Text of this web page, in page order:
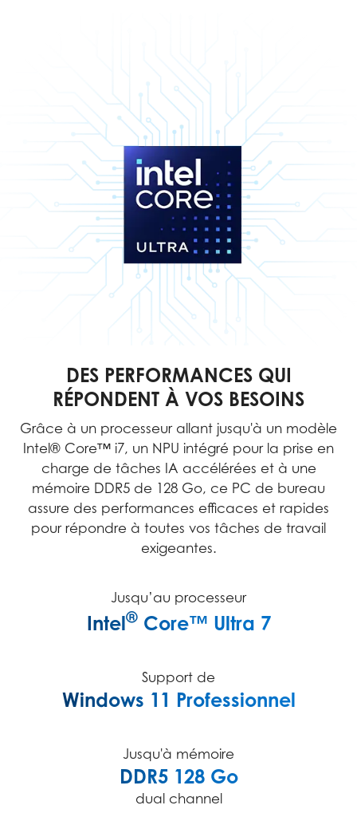
DES PERFORMANCES QUI
RÉPONDENT À VOS BESOINS
Grâce à un processeur allant jusqu'à un modèle
Intel® Core™ i7, un NPU intégré pour la prise en
charge de tâches IA accélérées et à une
mémoire DDR5 de 128 Go, ce PC de bureau
assure des performances efficaces et rapides
pour répondre à toutes vos tâches de travail
exigeantes.
Jusqu’au processeur
Intel®Core™ Ultra 7
Support de
Windows 11 Professionnel
Jusqu'à mémoire
DDR5 128 Go
dual channel